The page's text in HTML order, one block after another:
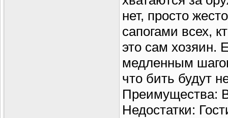
нет, просто
сапогами всех,
это сам хозяин.
медленным
что бить будут
Преимущества:
Недостатки: